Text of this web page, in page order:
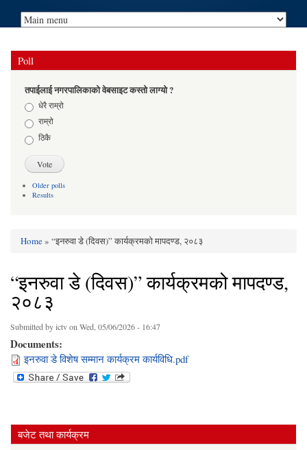
Poll
तपाईलाई नगरपालिकाको वेबसाइट कस्तो लाग्यो ?
Choicesधेरै राम्रो
राम्रो
ठिकै
Older polls
Results
You are here
Home» “इनरुवा डे (दिवस)” कार्यक्रमको मापदण्ड, २०८३
“इनरुवा डे (दिवस)” कार्यक्रमको मापदण्ड,
२०८३
Submitted byictvon Wed, 05/06/2026 - 16:47
Documents:
इनरुवा डे विशेष सम्मान कार्यक्रम कार्यविधि.pdf
बजेट तथा कार्यक्रम